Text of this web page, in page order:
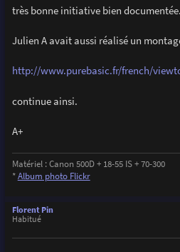
  pinMode(triggerPIN,OUTPUT);
  pinMode(SatLedPIN,OUTPUT);
  pinMode(blinkerPIN,OUTPUT);
MsTimer2::set(2000,
MsTimer2::start();
void loop() {
s
s
g
e
très bonne initiative bien documentée.
Julien A avait aussi réalisé un
http://www.purebasic.fr/french/
continue ainsi.
A+
Matériel : Canon 500D + 18-55 IS + 70-300
*Album photo Flickr
Florent Pin
Habitué